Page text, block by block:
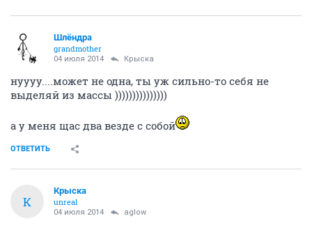
Шлёндра
grandmother
04 июля 2014 Крыска
нуууу....может не одна, ты уж сильно-то себя не
выделяй из массы )))))))))))))))
а у меня щас два везде с собой
ОТВЕТИТЬ
К
Крыска
unreal
04 июля 2014 aglow